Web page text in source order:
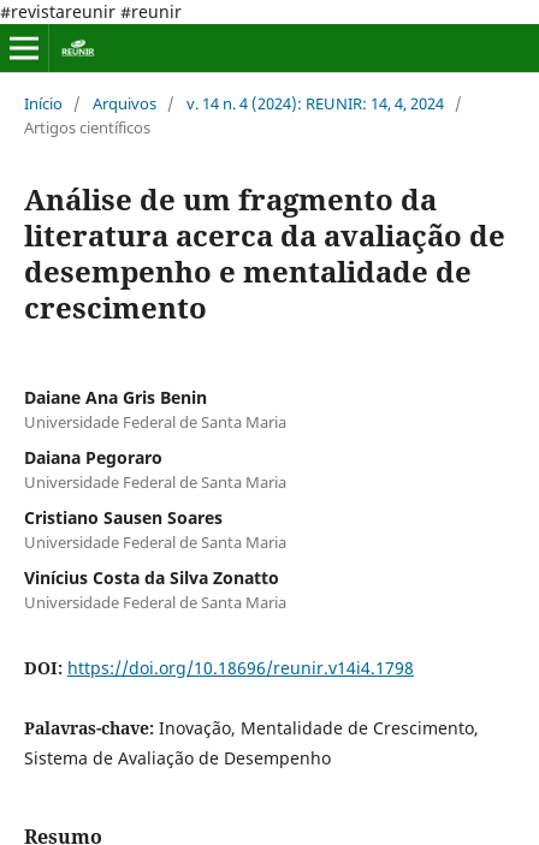
#revistareunir #reunir
Início / Arquivos / v. 14 n. 4 (2024): REUNIR: 14, 4, 2024 /
Artigos científicos
Análise de um fragmento da
literatura acerca da avaliação de
desempenho e mentalidade de
crescimento
Daiane Ana Gris Benin
Universidade Federal de Santa Maria
Daiana Pegoraro
Universidade Federal de Santa Maria
Cristiano Sausen Soares
Universidade Federal de Santa Maria
Vinícius Costa da Silva Zonatto
Universidade Federal de Santa Maria
DOI: https://doi.org/10.18696/reunir.v14i4.1798
Palavras-chave: Inovação, Mentalidade de Crescimento,
Sistema de Avaliação de Desempenho
Resumo